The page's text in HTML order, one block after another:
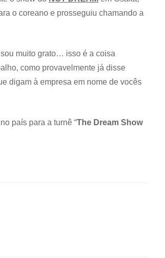
o coreano e prosseguiu chamando a
muito grato… isso é a coisa
como provavelmente já disse
digam à empresa em nome de vocês
país para a turnê “The Dream Show